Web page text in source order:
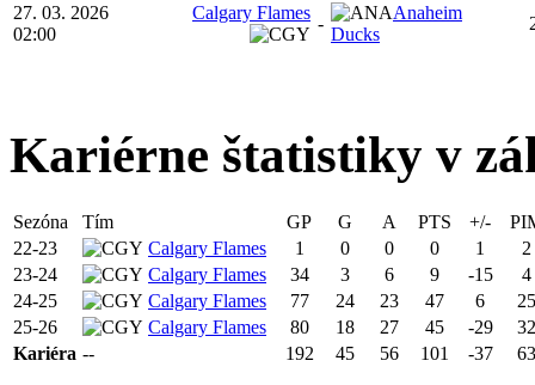
27. 03. 2026
02:00
Calgary Flames
-
Anaheim
Ducks
Kariérne štatistiky v
Sezóna Tím GP G A PTS +/-
22-23
Calgary Flames 1 0 0 0 1
2
23-24
Calgary Flames 34 3 6 9 -15
4
24-25
Calgary Flames 77 24 23 47 6
25
25-26
Calgary Flames 80 18 27 45 -29
32
Kariéra -- 192 45 56 101 -37 63